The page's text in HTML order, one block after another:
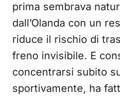
prima sembrava
dall’Olanda con un
riduce il rischio di
freno invisibile. E
concentrarsi subito
sportivamente, ha